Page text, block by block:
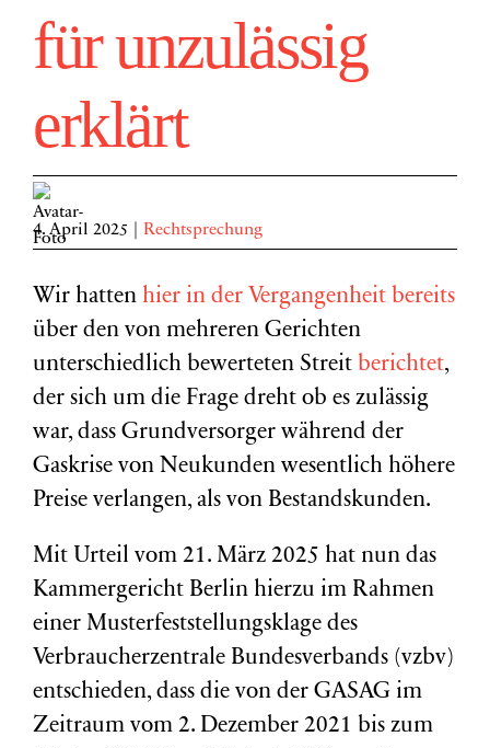
für unzulässig
erklärt
4. April 2025 Rechtsprechung
Wir hatten hier in der Vergangenheit bereits
über den von mehreren Gerichten
unterschiedlich bewerteten Streit berichtet,
der sich um die Frage dreht ob es zulässig
war, dass Grundversorger während der
Gaskrise von Neukunden wesentlich höhere
Preise verlangen, als von Bestandskunden.
Mit Urteil vom 21. März 2025 hat nun das
Kammergericht Berlin hierzu im Rahmen
einer Musterfeststellungsklage des
Verbraucherzentrale Bundesverbands (vzbv)
entschieden, dass die von der GASAG im
Zeitraum vom 2. Dezember 2021 bis zum